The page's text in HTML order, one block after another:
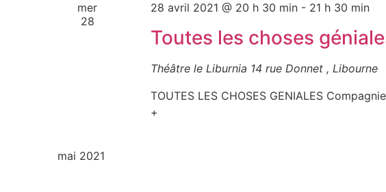
mer
28
28 avril 2021 @ 20 h 30 min- 21 h 30 min
Toutes les choses
Théâtre le Liburnia 14 rue Donnet , Libourne
TOUTES LES CHOSES GENIALES
+
mai 2021